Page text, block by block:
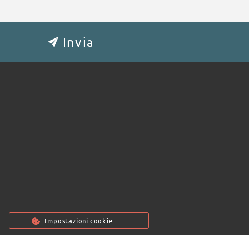
Impostazioni cookie